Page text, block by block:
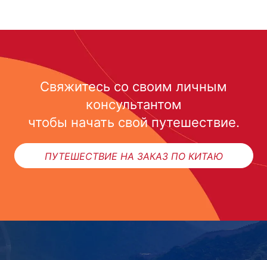
Свяжитесь со своим личным
консультантом
чтобы начать свой путешествие.
ПУТЕШЕСТВИЕ НА ЗАКАЗ ПО КИТАЮ